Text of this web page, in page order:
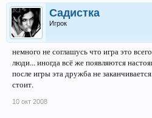
Садистка
Игрок
немного не соглашусь что игра это
люди... иногда всё же появляются
после игры эта дружба не
стоит.
10 окт 2008